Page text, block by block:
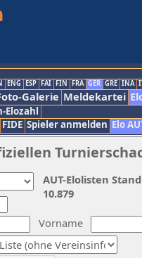
ENG ESP FAI FIN FRA GER GRE INA
Galerie Meldekartei
Elozahl
FIDE Spieler anmelden Elo
Vorname
AUT-Elolisten
10.879